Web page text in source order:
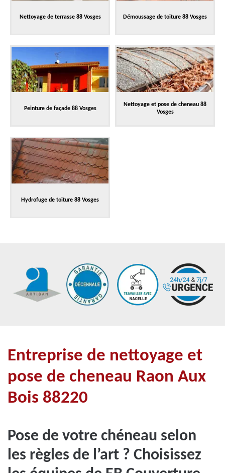
Nettoyage de terrasse 88 Vosges Démoussage de toiture 88 Vosges
Peinture de façade 88 Vosges
Nettoyage et pose de cheneau 88
Vosges
Hydrofuge de toiture 88 Vosges
Entreprise de nettoyage et
pose de cheneau Raon Aux
Bois 88220
Pose de votre chéneau selon
les règles de l’art ? Choisissez